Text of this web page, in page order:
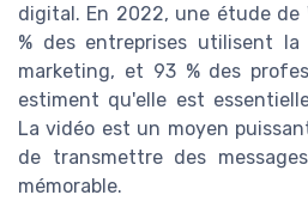
digital. En 2022, une étude de
% des entreprises utilisent
marketing, et 93 % des
estiment qu'elle est
La vidéo est un moyen
de transmettre des
mémorable.